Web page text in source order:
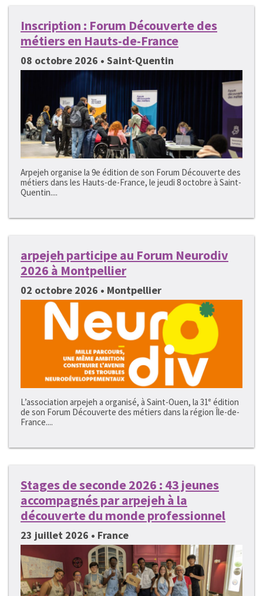
Inscription : Forum Découverte des
métiers en Hauts-de-France
08 octobre 2026 • Saint-Quentin
Arpejeh organise la 9e édition de son Forum Découverte des
métiers dans les Hauts-de-France, le jeudi 8 octobre à Saint-
Quentin....
arpejeh participe au Forum Neurodiv
2026 à Montpellier
02 octobre 2026 • Montpellier
L’association arpejeh a organisé, à Saint-Ouen, la 31ᵉ édition
de son Forum Découverte des métiers dans la région Île-de-
France....
Stages de seconde 2026 : 43 jeunes
accompagnés par arpejeh à la
découverte du monde professionnel
23 juillet 2026 • France